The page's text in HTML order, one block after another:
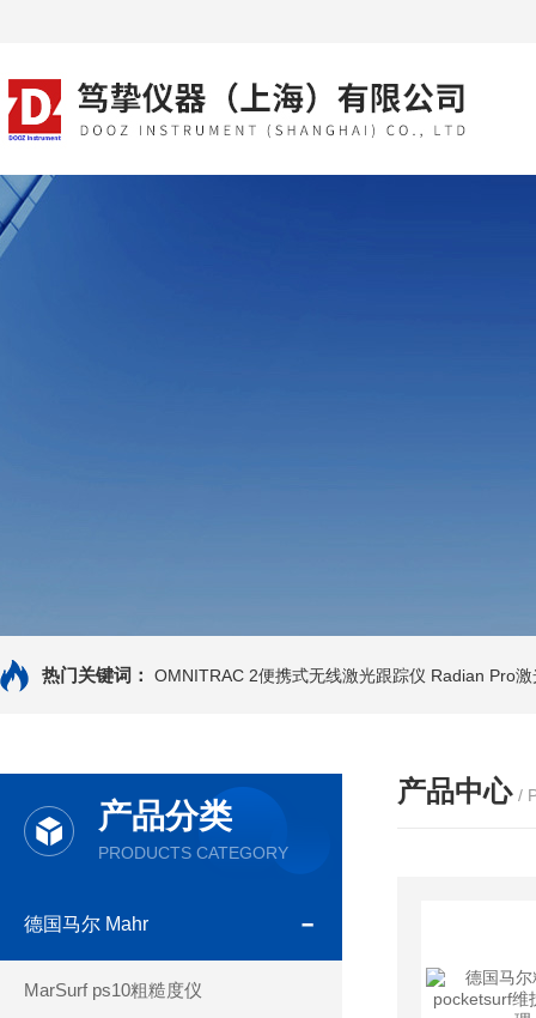
热门关键词： OMNITRAC 2便携式无线激光跟踪仪 Radian Pro
产品分类
PRODUCTS CATEGORY
德国马尔 Mahr
MarSurf ps10粗糙度仪
产品中心 /